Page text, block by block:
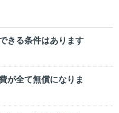
きる条件はあります
が全て無償になりま